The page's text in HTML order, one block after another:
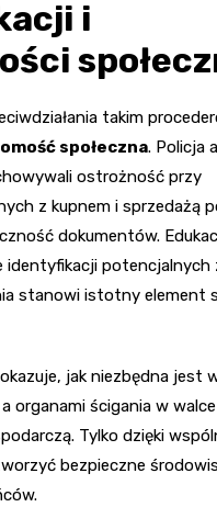
i
takim
społeczna. Policja
ostrożność przy
z kupnem i sprzedażą
dokumentów.
identyfikacji potencjalnych
stanowi istotny element
jak niezbędna jest
organami ścigania w
Tylko dzięki
bezpieczne